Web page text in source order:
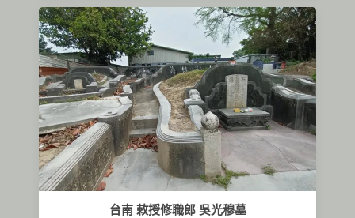
台南 敕授修職郎 吳光穆墓